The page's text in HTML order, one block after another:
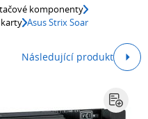
komponenty
Asus Strix Soar
Následující produkt